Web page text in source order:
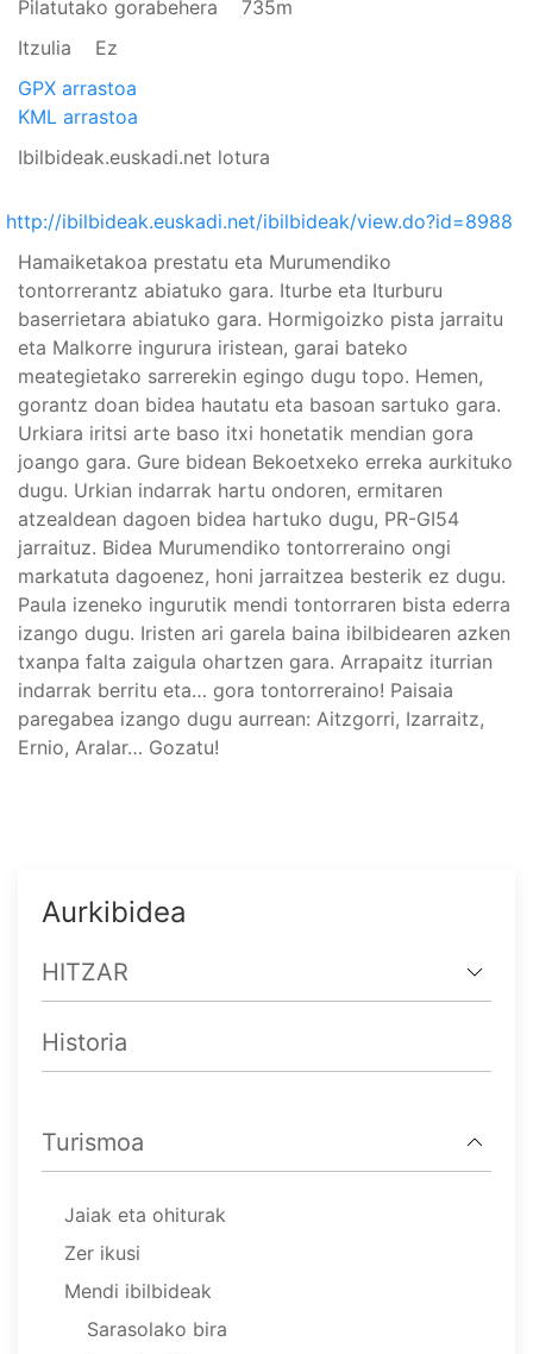
Pilatutako gorabehera
735m
Itzulia
Ez
GPX arrastoa
KML arrastoa
Ibilbideak.euskadi.net lotura
http://ibilbideak.euskadi.net/ibilbideak/view.do?id=8988
Hamaiketakoa prestatu eta Murumendiko
tontorrerantz abiatuko gara. Iturbe eta Iturburu
baserrietara abiatuko gara. Hormigoizko pista jarraitu
eta Malkorre ingurura iristean, garai bateko
meategietako sarrerekin egingo dugu topo. Hemen,
gorantz doan bidea hautatu eta basoan sartuko gara.
Urkiara iritsi arte baso itxi honetatik mendian gora
joango gara. Gure bidean Bekoetxeko erreka aurkituko
dugu. Urkian indarrak hartu ondoren, ermitaren
atzealdean dagoen bidea hartuko dugu, PR-GI54
jarraituz. Bidea Murumendiko tontorreraino ongi
markatuta dagoenez, honi jarraitzea besterik ez dugu.
Paula izeneko ingurutik mendi tontorraren bista ederra
izango dugu. Iristen ari garela baina ibilbidearen azken
txanpa falta zaigula ohartzen gara. Arrapaitz iturrian
indarrak berritu eta… gora tontorreraino! Paisaia
paregabea izango dugu aurrean: Aitzgorri, Izarraitz,
Ernio, Aralar… Gozatu!
Aurkibidea
HITZAR
Historia
Turismoa
Jaiak eta ohiturak
Zer ikusi
Mendi ibilbideak
Sarasolako bira